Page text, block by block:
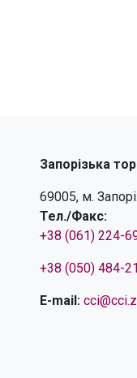
Запорізька
69005, м.
Тел./Факс:
+38 (061) 224-
+38 (050) 484-
E-mail: